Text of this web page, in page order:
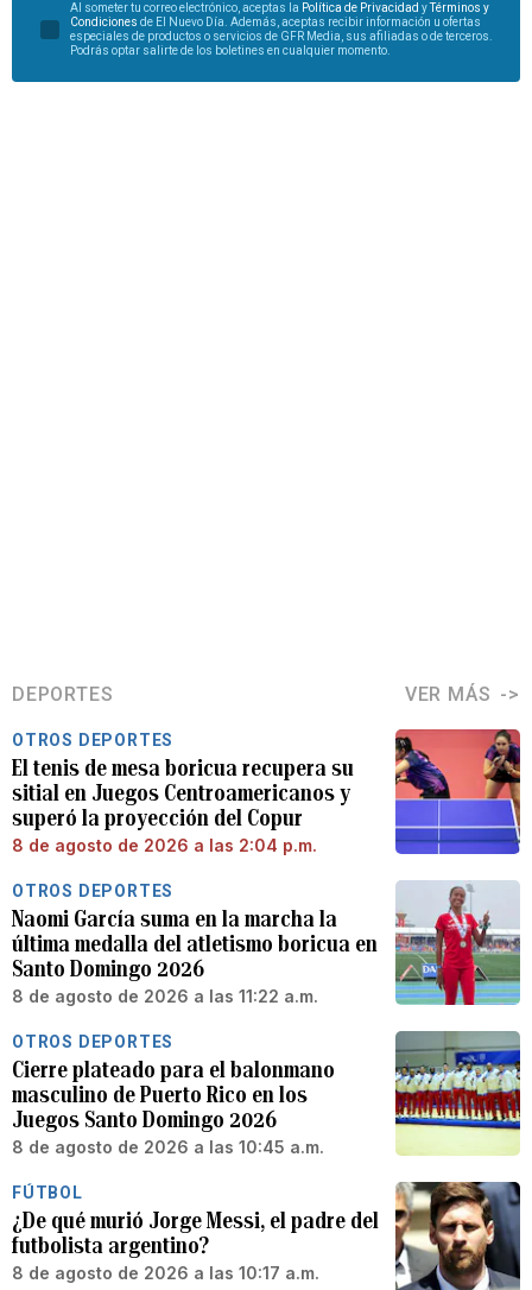
Al someter tu correo electrónico, aceptas la Política de Privacidad y
Términos y
Condiciones de El Nuevo Día. Además, aceptas recibir información u ofertas
especiales de productos o servicios de GFR Media, sus afiliadas o de terceros.
Podrás optar salirte de los boletines en cualquier momento.
DEPORTES VER MÁS
OTROS DEPORTES
El tenis de mesa boricua recupera su
sitial en Juegos Centroamericanos y
superó la proyección del Copur
8 de agosto de 2026 a las 2:04 p.m.
OTROS DEPORTES
Naomi García suma en la marcha la
última medalla del atletismo boricua en
Santo Domingo 2026
8 de agosto de 2026 a las 11:22 a.m.
OTROS DEPORTES
Cierre plateado para el balonmano
masculino de Puerto Rico en los
Juegos Santo Domingo 2026
8 de agosto de 2026 a las 10:45 a.m.
FÚTBOL
¿De qué murió Jorge Messi, el padre del
futbolista argentino?
8 de agosto de 2026 a las 10:17 a.m.